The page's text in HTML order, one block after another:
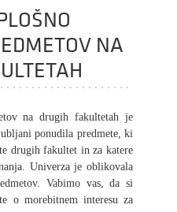
NA
na drugih fakultetah je
ponudila predmete, ki
drugih fakultet in za katere
Univerza je oblikovala
Vabimo vas, da si
o morebitnem interesu za